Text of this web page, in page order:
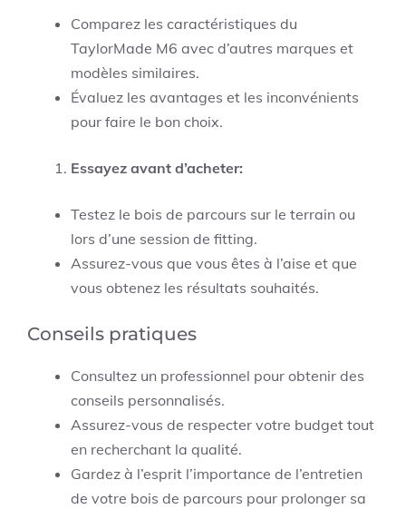
Comparez les caractéristiques du
TaylorMade M6 avec d’autres marques et
modèles similaires.
Évaluez les avantages et les inconvénients
pour faire le bon choix.
Essayez avant d’acheter:
Testez le bois de parcours sur le terrain ou
lors d’une session de fitting.
Assurez-vous que vous êtes à l’aise et que
vous obtenez les résultats souhaités.
Conseils pratiques
Consultez un professionnel pour obtenir des
conseils personnalisés.
Assurez-vous de respecter votre budget tout
en recherchant la qualité.
Gardez à l’esprit l’importance de l’entretien
de votre bois de parcours pour prolonger sa